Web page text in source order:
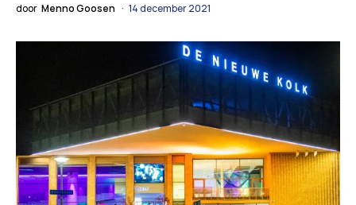
door Menno Goosen 14 december 2021